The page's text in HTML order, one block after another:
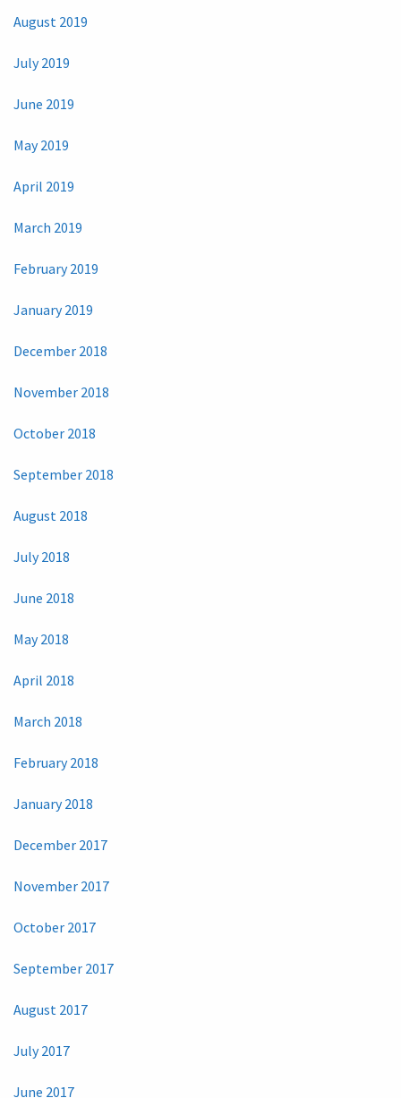
August 2019
July 2019
June 2019
May 2019
April 2019
March 2019
February 2019
January 2019
December 2018
November 2018
October 2018
September 2018
August 2018
July 2018
June 2018
May 2018
April 2018
March 2018
February 2018
January 2018
December 2017
November 2017
October 2017
September 2017
August 2017
July 2017
June 2017